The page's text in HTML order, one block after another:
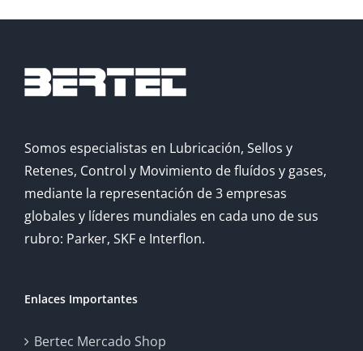
Somos especialistas en Lubricación, Sellos y
Retenes, Control y Movimiento de fluídos y gases,
mediante la representación de 3 empresas
globales y líderes mundiales en cada uno de sus
rubro: Parker, SKF e Interflon.
Enlaces Importantes
Bertec Mercado Shop